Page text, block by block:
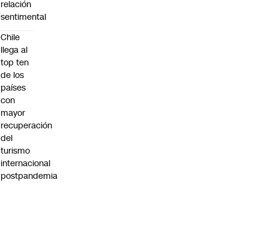
relación
sentimental
Chile
llega al
top ten
de los
países
con
mayor
recuperación
del
turismo
internacional
postpandemia